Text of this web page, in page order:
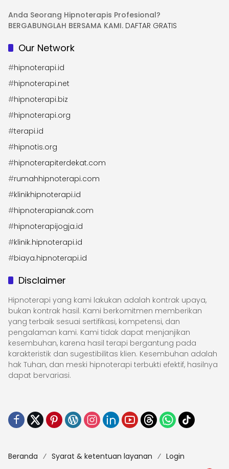
Anda Seorang Hipnoterapis Profesional?
BERGABUNGLAH BERSAMA KAMI. DAFTAR GRATIS
Our Network
#hipnoterapi.id
#hipnoterapi.net
#hipnoterapi.biz
#hipnoterapi.org
#terapi.id
#hipnotis.org
#hipnoterapiterdekat.com
#rumahhipnoterapi.com
#klinikhipnoterapi.id
#hipnoterapianak.com
#hipnoterapijogja.id
#klinik.hipnoterapi.id
#biaya.hipnoterapi.id
Disclaimer
Hipnoterapi yang kami lakukan adalah kontrak upaya,
bukan kontrak hasil. Kami berkomitmen memberikan
yang terbaik sesuai sertifikasi, kompetensi, dan
pengalaman kami. Kami tidak dapat menjanjikan
kesembuhan, karena hasil terapi bergantung pada
karakteristik dan sugestibilitas klien. Kesembuhan adalah
hak Tuhan, dan meski hipnoterapi terbukti efektif, hasilnya
dapat bervariasi.
Beranda Syarat & ketentuan layanan Login